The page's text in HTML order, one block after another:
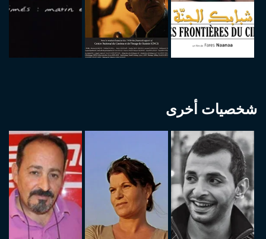
شخصيات أخرى